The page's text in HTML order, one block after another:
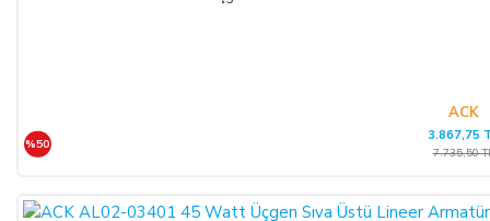
ACK
%50
3.867,75
7.735,50